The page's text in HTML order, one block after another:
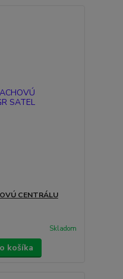
CENTRÁLU
Skladom
košíka